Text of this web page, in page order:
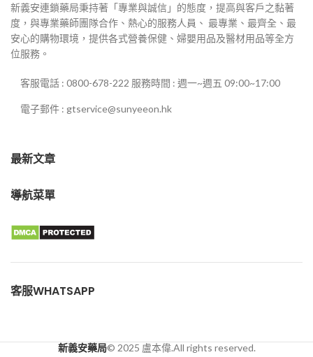
新義安連鎖藥局秉持著「專業與誠信」的態度，提高與客戶之黏著
度，與專業藥師團隊合作、熱心的服務人員、 最專業、最齊全、最
安心的購物環境，提供各式營養保健、婦嬰用品及醫材用品等全方
位服務。
客服電話 : 0800-678-222 服務時間 : 週一~週五 09:00~17:00
電子郵件 : gtservice@sunyeeon.hk
最新文章
導航菜單
客服WHATSAPP
新義安藥局© 2025 盧本偉.All rights reserved.